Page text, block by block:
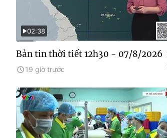
02:38
Bản tin thời tiết 12h30 - 07/8/2026
19 giờ trước